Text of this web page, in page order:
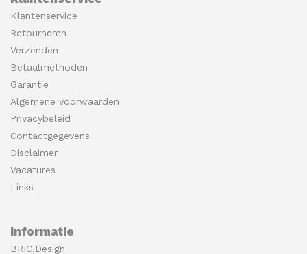
Klantenservice
Retourneren
Verzenden
Betaalmethoden
Garantie
Algemene voorwaarden
Privacybeleid
Contactgegevens
Disclaimer
Vacatures
Links
Informatie
BRIC.Design